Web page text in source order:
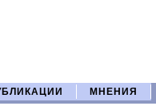
МНЕНИЯ